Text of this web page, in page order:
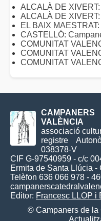
ALCALÀ DE
ALCALÀ DE
EL BAIX
CASTELLÓ:
COMUNITAT
COMUNITAT
COMUNITAT
VALÈNCIA
associació
registre
038378-V
CIF G-97540959 - c/c
Ermita de Santa Llúcia
Telèfon 636 066 978 -
Editor: Francesc LLOP i
© Campaners de la